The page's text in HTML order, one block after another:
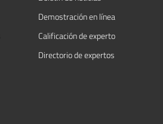
Demostración en línea
Calificación de experto
Directorio de expertos